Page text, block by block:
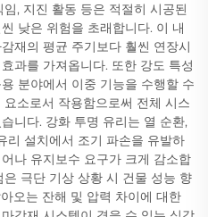
, 지진 활동 등은 적절히 시공된
낮은 위험을 초래합니다. 이 내
재의 평균 주기보다 훨씬 연장시
과를 가져옵니다. 또한 강도 특성
분야에서 이중 기능을 수행할 수
소로서 작용함으로써 전체 시스
니다. 강화 투명 유리는 열 순환,
리 설치에서 조기 파손을 유발하
나 유지보수 요구가 크게 감소합
극단 기상 상황 시 건물 성능 향
오는 잔해 및 압력 차이에 대한